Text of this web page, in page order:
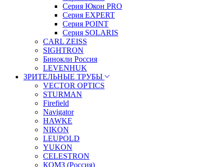
Серия Юкон PRO
Серия EXPERT
Серия POINT
Серия SOLARIS
CARL ZEISS
SIGHTRON
Бинокли Россия
LEVENHUK
ЗРИТЕЛЬНЫЕ ТРУБЫ
VECTOR OPTICS
STURMAN
Firefield
Navigator
HAWKE
NIKON
LEUPOLD
YUKON
CELESTRON
КОМЗ (Россия)